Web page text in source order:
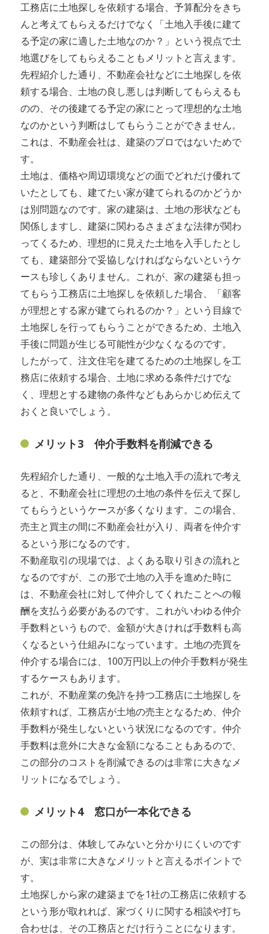
工務店に土地探しを依頼する場合、予算配分をきち
んと考えてもらえるだけでなく「土地入手後に建て
る予定の家に適した土地なのか？」という視点で土
地選びをしてもらえることもメリットと言えます。
先程紹介した通り、不動産会社などに土地探しを依
頼する場合、土地の良し悪しは判断してもらえるも
のの、その後建てる予定の家にとって理想的な土地
なのかという判断はしてもらうことができません。
これは、不動産会社は、建築のプロではないためで
す。
土地は、価格や周辺環境などの面でどれだけ優れて
いたとしても、建てたい家が建てられるのかどうか
は別問題なのです。家の建築は、土地の形状なども
関係しますし、建築に関わるさまざまな法律が関わ
ってくるため、理想的に見えた土地を入手したとし
ても、建築部分で妥協しなければならないというケ
ースも珍しくありません。これが、家の建築も担っ
てもらう工務店に土地探しを依頼した場合、「顧客
が理想とする家が建てられるのか？」という目線で
土地探しを行ってもらうことができるため、土地入
手後に問題が生じる可能性が少なくなるのです。
したがって、注文住宅を建てるための土地探しを工
務店に依頼する場合、土地に求める条件だけでな
く、理想とする建物の条件などもあらかじめ伝えて
おくと良いでしょう。
メリット3 仲介手数料を削減できる
先程紹介した通り、一般的な土地入手の流れで考え
ると、不動産会社に理想の土地の条件を伝えて探し
てもらうというケースが多くなります。この場合、
売主と買主の間に不動産会社が入り、両者を仲介す
るという形になるのです。
不動産取引の現場では、よくある取り引きの流れと
なるのですが、この形で土地の入手を進めた時に
は、不動産会社に対して仲介してくれたことへの報
酬を支払う必要があるのです。これがいわゆる仲介
手数料というもので、金額が大きければ手数料も高
くなるという仕組みになっています。土地の売買を
仲介する場合には、100万円以上の仲介手数料が発生
するケースもあります。
これが、不動産業の免許を持つ工務店に土地探しを
依頼すれば、工務店が土地の売主となるため、仲介
手数料が発生しないという状況になるのです。仲介
手数料は意外に大きな金額になることもあるので、
この部分のコストを削減できるのは非常に大きなメ
リットになるでしょう。
メリット4 窓口が一本化できる
この部分は、体験してみないと分かりにくいのです
が、実は非常に大きなメリットと言えるポイントで
す。
土地探しから家の建築までを1社の工務店に依頼する
という形が取れれば、家づくりに関する相談や打ち
合わせは、その工務店とだけ行うことになります。